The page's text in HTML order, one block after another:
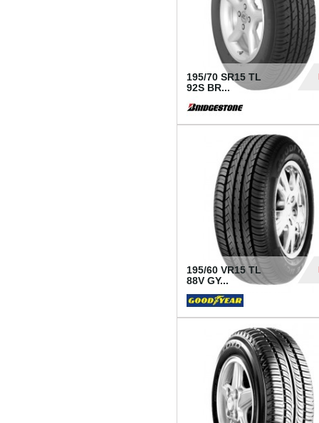
195/70 SR15 TL
92S BR...
195/60 VR15 TL
88V GY...